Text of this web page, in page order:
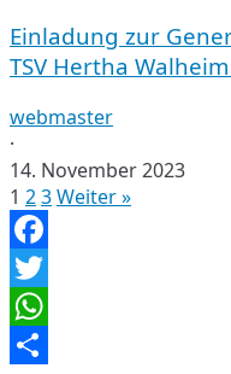
Einladung
zur
Generalversammlung
2023
des
TSV
Hertha
Walheim
e.
V.
1920
Einladung zur
TSV Hertha
webmaster
·
14. November 2023
1 23Weiter »
Facebook
Twitter
WhatsApp